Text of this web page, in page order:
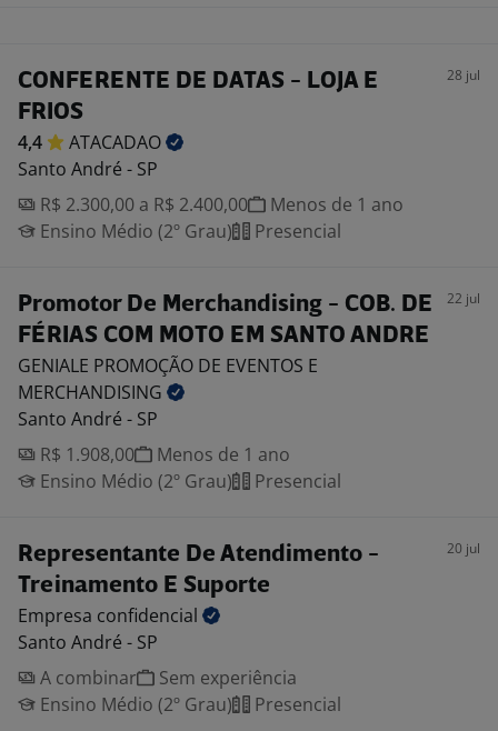
CONFERENTE DE DATAS - LOJA E
FRIOS
28 jul
4,4
ATACADAO
Santo André - SP
R$ 2.300,00 a R$ 2.400,00
Menos de 1 ano
Ensino Médio (2º Grau)
Presencial
Promotor De Merchandising - COB. DE
FÉRIAS COM MOTO EM SANTO ANDRE
22 jul
GENIALE PROMOÇÃO DE EVENTOS E
MERCHANDISING
Santo André - SP
R$ 1.908,00
Menos de 1 ano
Ensino Médio (2º Grau)
Presencial
Representante De Atendimento -
Treinamento E Suporte
20 jul
Empresa confidencial
Santo André - SP
A combinar
Sem experiência
Ensino Médio (2º Grau)
Presencial